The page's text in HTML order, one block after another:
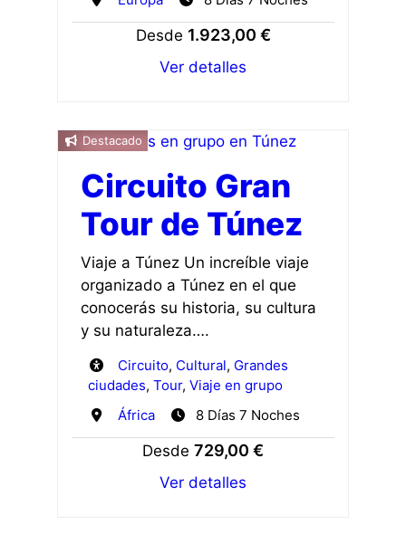
Desde 1.923,00 €
Ver detalles
Destacado
Circuito Gran
Tour de Túnez
Viaje a Túnez Un increíble viaje
organizado a Túnez en el que
conocerás su historia, su cultura
y su naturaleza….
Circuito, Cultural, Grandes
ciudades, Tour, Viaje en grupo
África
8 Días 7 Noches
Desde 729,00 €
Ver detalles